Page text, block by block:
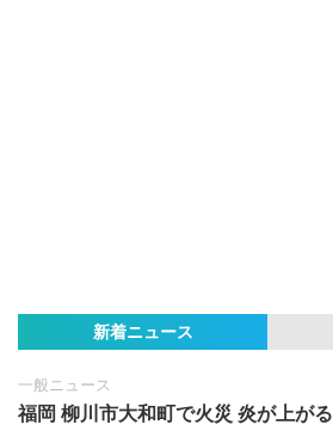
新着ニュース
一般ニュース
福岡 柳川市大和町で火災 炎が上がる